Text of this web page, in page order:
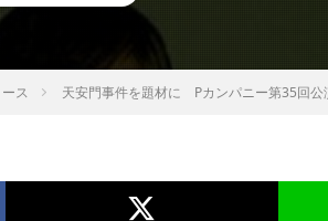
ス 天安門事件を題材に Pカンパニー第35回公